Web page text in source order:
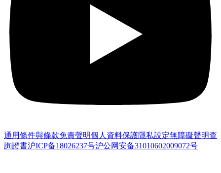
通用條件與條款免責聲明個人資料保護隱私設定無障礙聲明查
詢證書沪ICP备18026237号沪公网安备31010602009072号